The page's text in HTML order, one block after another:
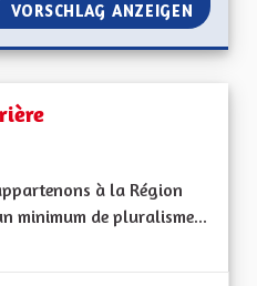
VORSCHLAG ANZEIGEN
à la Région
minimum de pluralisme...